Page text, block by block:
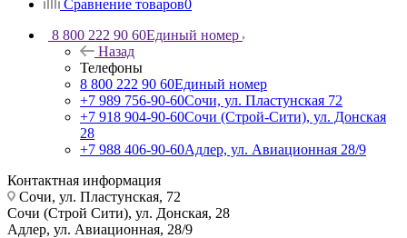
Сравнение товаров0
8 800 222 90 60Единый номер
Назад
Телефоны
8 800 222 90 60Единый номер
+7 989 756-90-60Сочи, ул. Пластунская 72
+7 918 904-90-60Сочи (Строй-Сити), ул. Донская
28
+7 988 406-90-60Адлер, ул. Авиационная 28/9
Контактная информация
Сочи, ул. Пластунская, 72
Сочи (Строй Сити), ул. Донская, 28
Адлер, ул. Авиационная, 28/9